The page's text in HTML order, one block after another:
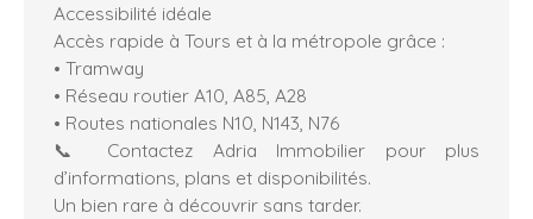
Accessibilité idéale
Accès rapide à Tours et à la métropole grâce :
• Tramway
• Réseau routier A10, A85, A28
• Routes nationales N10, N143, N76
📞 Contactez Adria Immobilier pour plus
d’informations, plans et disponibilités.
Un bien rare à découvrir sans tarder.